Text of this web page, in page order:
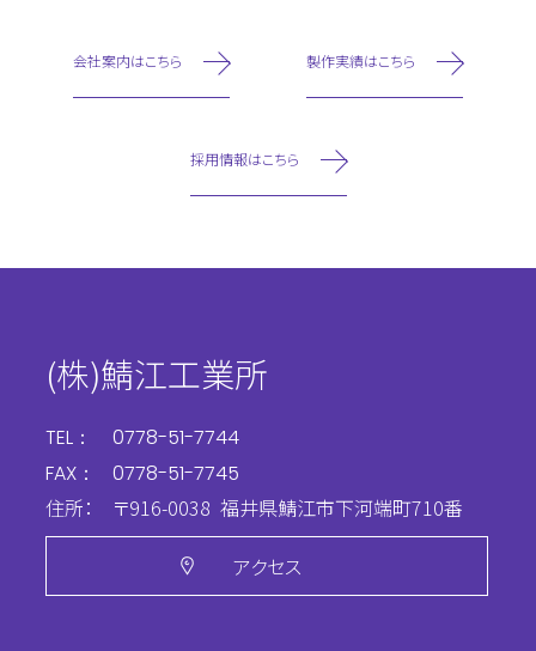
会社案内はこちら 製作実績はこちら
採用情報はこちら
(株)鯖江工業所
TEL：
0778-51-7744
FAX：
0778-51-7745
住所： 〒916-0038 福井県鯖江市下河端町710番
アクセス